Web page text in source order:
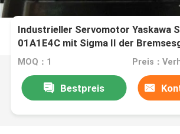
Industrieller Servomotor Yaskawa
01A1E4C mit Sigma II der
MOQ：1
Bestpreis